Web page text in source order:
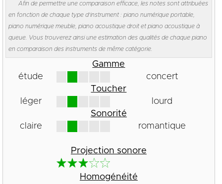
Afin de permettre une comparaison efficace, les notes sont attribuées
en fonction de chaque type d'instrument : piano numérique portable,
piano numérique meuble, piano acoustique droit et piano acoustique à
queue. Vous trouverez ainsi une estimation des qualités de chaque piano
en comparaison des instruments de même catégorie.
Gamme
étude
concert
Toucher
léger
lourd
Sonorité
claire
romantique
Projection sonore
Homogénéité